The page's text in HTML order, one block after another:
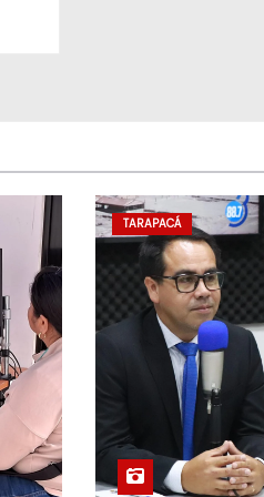
TARAPACÁ